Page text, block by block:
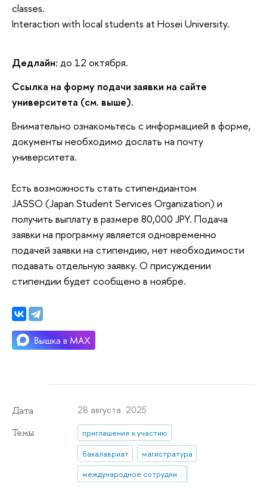
classes.
Interaction with local students at Hosei University.
Дедлайн: до 12 октября.
Ссылка на форму подачи заявки на сайте
университета (см. выше).
Внимательно ознакомьтесь с информацией в форме,
документы необходимо дослать на почту
университета.
Есть возможность стать стипендиантом
JASSO (Japan Student Services Organization) и
получить выплату в размере 80,000 JPY. Подача
заявки на программу является одновременно
подачей заявки на стипендию, нет необходимости
подавать отдельную заявку. О присуждении
стипендии будет сообщено в ноябре.
Дата 28 августа 2025
Темы
приглашение к участию
бакалавриат
магистратура
международное сотрудничество